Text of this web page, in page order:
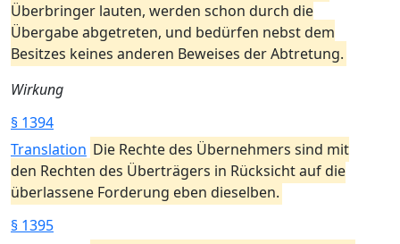
Überbringer lauten, werden schon durch die
Übergabe abgetreten, und bedürfen nebst dem
Besitzes keines anderen Beweises der Abtretung.
Wirkung
§ 1394
Translation Die Rechte des Übernehmers sind mit
den Rechten des Überträgers in Rücksicht auf die
überlassene Forderung eben dieselben.
§ 1395